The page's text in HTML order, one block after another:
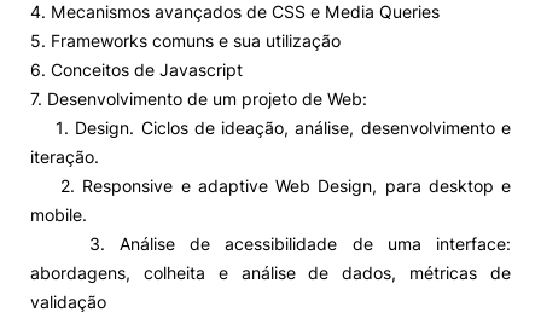
4. Mecanismos avançados de CSS e Media Queries
5. Frameworks comuns e sua utilização
6. Conceitos de Javascript
7. Desenvolvimento de um projeto de Web:
1. Design. Ciclos de ideação, análise, desenvolvimento e
iteração.
2. Responsive e adaptive Web Design, para desktop e
mobile.
3. Análise de acessibilidade de uma interface:
abordagens, colheita e análise de dados, métricas de
validação